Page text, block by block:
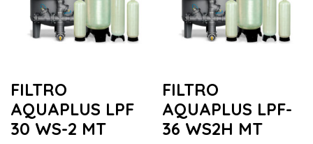
FILTRO
AQUAPLUS LPF
30 WS-2 MT
FILTRO
AQUAPLUS LPF-
36 WS2H MT